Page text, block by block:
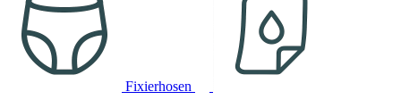
Fixierhosen